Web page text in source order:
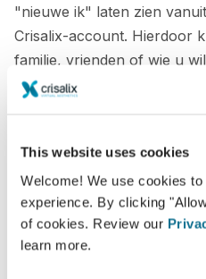
This website uses cookies
Welcome! We use cookies
experience. By clicking
of cookies. Review our
learn more.
"nieuwe ik" laten zien
Crisalix-account. Hierdoor
familie, vrienden of wie u
te krijgen.